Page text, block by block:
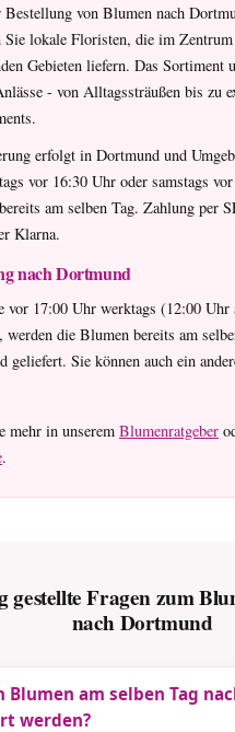
von Blumen nach
Sie lokale Floristen, die im
Gebieten liefern. Das Sortiment
- von Alltagssträußen bis zu
erfolgt in Dortmund und
vor 16:30 Uhr oder samstags
am selben Tag. Zahlung per
Klarna.
nach Dortmund
vor 17:00 Uhr werktags (12:00 Uhr
werden die Blumen bereits am
geliefert. Sie können auch ein
mehr in unserem Blumenratgeber
.
gestellte Fragen zum
nach Dortmund
Blumen am selben Tag
werden?